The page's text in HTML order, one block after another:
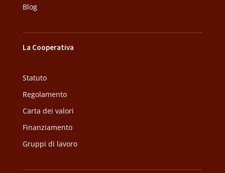
Blog
La Cooperativa
Statuto
Regolamento
Carta dei valori
Finanziamento
Gruppi di lavoro